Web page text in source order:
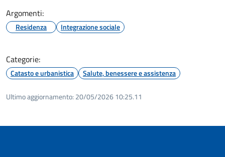
Argomenti:
Residenza Integrazione sociale
Categorie:
Catasto e urbanistica Salute, benessere e assistenza
Ultimo aggiornamento: 20/05/2026 10:25.11